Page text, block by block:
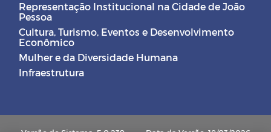
Representação Institucional na Cidade de João
Pessoa
Cultura, Turismo, Eventos e Desenvolvimento
Econômico
Mulher e da Diversidade Humana
Infraestrutura